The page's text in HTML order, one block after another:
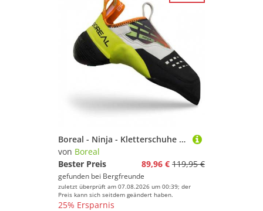
Boreal - Ninja - Kletterschuhe Gr 38 weiß
von Boreal
Bester Preis
89,96 € 119,95 €
gefunden bei Bergfreunde
zuletzt überprüft am 07.08.2026 um 00:39; der
Preis kann sich seitdem geändert haben.
25% Ersparnis